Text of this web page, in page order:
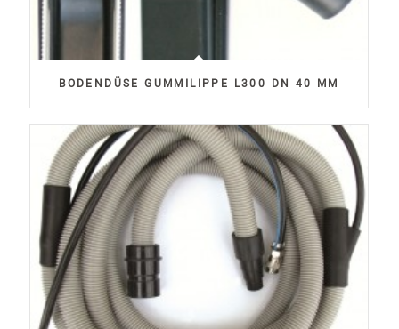
BODENDÜSE GUMMILIPPE L300 DN 40 MM